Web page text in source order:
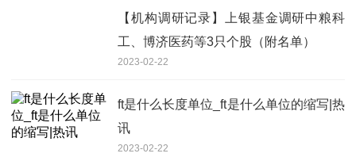
【机构调研记录】上银基金调研中粮科
工、博济医药等3只个股（附名单）
2023-02-22
ft是什么长度单位_ft是什么单位的缩写|热
讯
2023-02-22